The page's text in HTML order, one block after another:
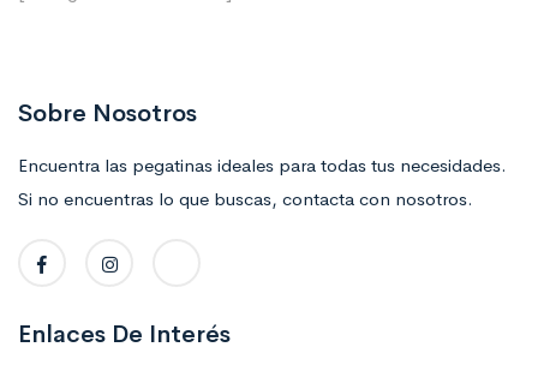
Sobre Nosotros
Encuentra las pegatinas ideales para todas tus necesidades.
Si no encuentras lo que buscas, contacta con nosotros.
Enlaces De Interés